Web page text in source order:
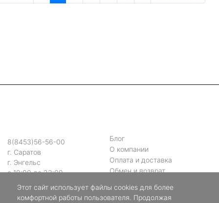
8(8453)56-56-00
г. Саратов
г. Энгельс
с 10:00 до 22:00
Блог
О компании
Оплата и доставка
Обмен и возврат
Контакты
Этот сайт использует файлы cookies для более
комфортной работы пользователя. Продолжая